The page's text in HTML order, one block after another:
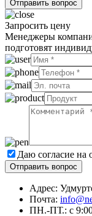
Запросить цену
Менеджеры
подготовят
Даю согласие на
Адрес:
Почта:
ПН.-ПТ.: с